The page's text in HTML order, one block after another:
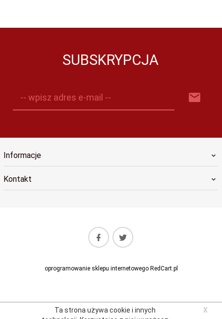
SUBSKRYPCJA
-- wpisz adres e-mail --
Informacje
Kontakt
oprogramowanie sklepu internetowegoRedCart.pl
Ta strona używa cookie i innych
X